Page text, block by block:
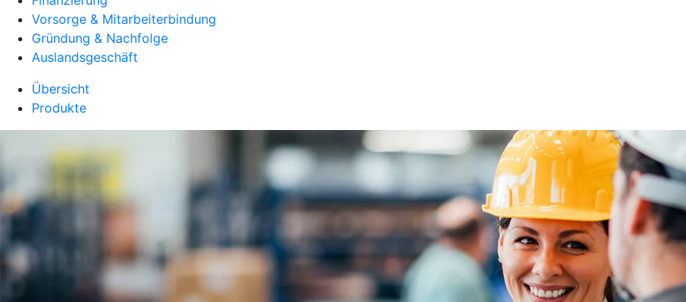
Vorsorge & Mitarbeiterbindung
Gründung & Nachfolge
Auslandsgeschäft
Übersicht
Produkte